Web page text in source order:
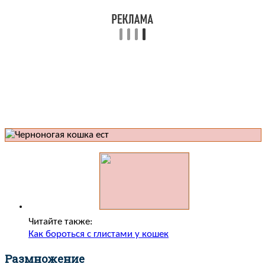
Читайте также:
Как бороться с глистами у кошек
Размножение